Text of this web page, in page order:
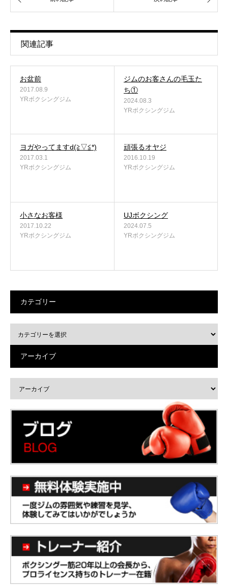
関連記事
お盆前
2017.08.9
YRボクシングジム
ジムのお客さんの毛玉た
ち①
2024.08.3
YRボクシングジム
ヨガやってますd(≧▽≦*)
2017.03.1
YRボクシングジム
頑張るオヤジ
2016.10.19
YRボクシングジム
小さなお客様
2017.10.22
YRボクシングジム
UJボクシング
2024.07.5
YRボクシングジム
カテゴリー
アーカイブ